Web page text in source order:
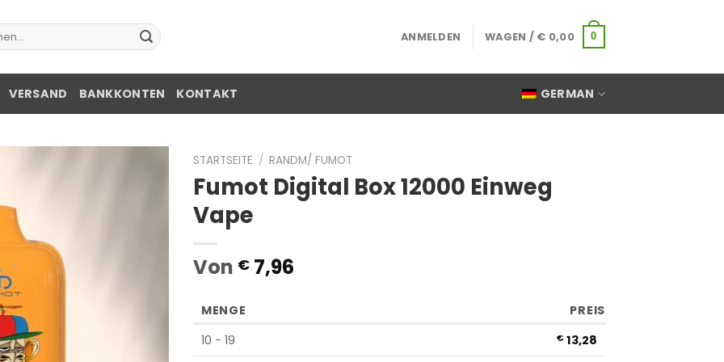
ANMELDEN WAGEN / € 0,00 0
VERSAND BANKKONTEN KONTAKT GERMAN
STARTSEITE / RANDM/ FUMOT
Fumot Digital Box 12000 Einweg
Vape
Von € 7,96
MENGE
PREIS
10 - 19
€ 13,28